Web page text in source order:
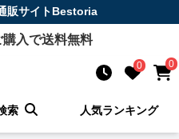
販サイトBestoria
購入で送料無料
0 0
索 人気ランキング